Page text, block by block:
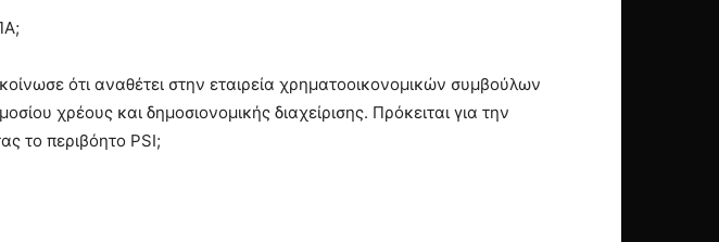
ότι αναθέτει στην εταιρεία χρηματοοικονομικών συμβούλων
χρέους και δημοσιονομικής διαχείρισης. Πρόκειται για την
το περιβόητο PSI;